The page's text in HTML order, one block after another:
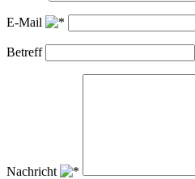
E-Mail
Betreff
Nachricht